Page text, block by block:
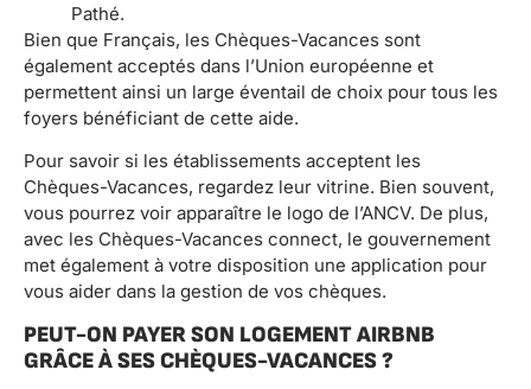
Pathé.
Bien que Français, les Chèques-Vacances sont
également acceptés dans l’Union européenne et
permettent ainsi un large éventail de choix pour tous les
foyers bénéficiant de cette aide.
Pour savoir si les établissements acceptent les
Chèques-Vacances, regardez leur vitrine. Bien souvent,
vous pourrez voir apparaître le logo de l’ANCV. De plus,
avec les Chèques-Vacances connect, le gouvernement
met également à votre disposition une application pour
vous aider dans la gestion de vos chèques.
PEUT-ON PAYER SON LOGEMENT AIRBNB
GRÂCE À SES CHÈQUES-VACANCES ?